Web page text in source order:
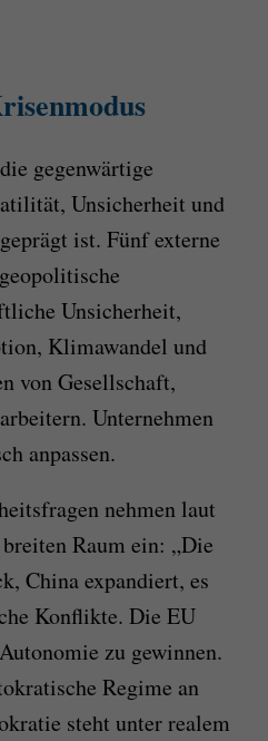
gegenwärtige
Unsicherheit und
ist. Fünf externe
Unsicherheit,
Klimawandel und
von Gesellschaft,
Unternehmen
anpassen.
nehmen laut
Raum ein: „Die
China expandiert, es
Konflikte. Die EU
zu gewinnen.
Regime an
steht unter realem